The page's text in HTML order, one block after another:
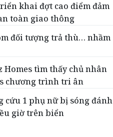
khai đợt cao điểm đảm
toàn giao thông
đối tượng trả thù… nhầm
Homes tìm thấy chủ nhân
chương trình tri ân
cứu 1 phụ nữ bị sóng đánh
giờ trên biển